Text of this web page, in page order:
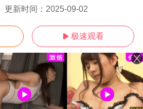
更新时间： 2025-09-02
 极速观看